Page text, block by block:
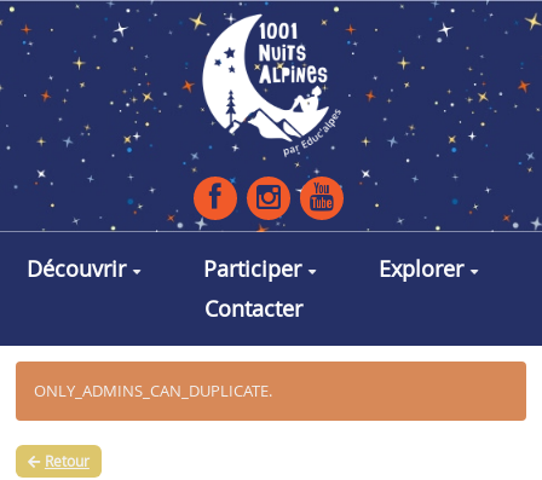
Aller au contenu principal
Découvrir Participer
Explorer
Contacter
ONLY_ADMINS_CAN_DUPLICATE.
Retour